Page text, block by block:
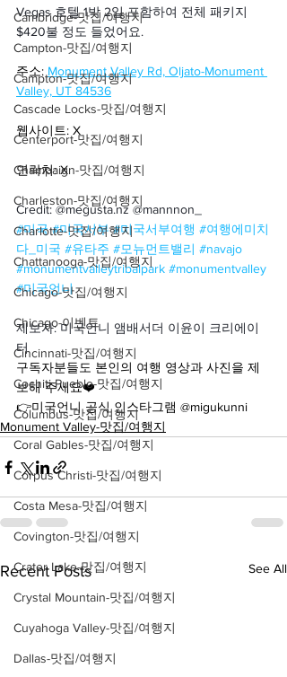
Cambridge-맛집/여행지
Campton-맛집/여행지
Campton-맛집/여행지
Cascade Locks-맛집/여행지
Centerport-맛집/여행지
Champaign-맛집/여행지
Charleston-맛집/여행지
Charlotte-맛집/여행지
Chattanooga-맛집/여행지
Chicago-맛집/여행지
Chicago-이벤트
Cincinnati-맛집/여행지
Cochiti Pueblo-맛집/여행지
Columbus-맛집/여행지
Coral Gables-맛집/여행지
Corpus Christi-맛집/여행지
Costa Mesa-맛집/여행지
Covington-맛집/여행지
Crater Lake-맛집/여행지
Crystal Mountain-맛집/여행지
Cuyahoga Valley-맛집/여행지
Dallas-맛집/여행지
Vegas 호텔 1박 2일 포함하여 전체 패키지
$420불 정도 들었어요.
주소: Monument Valley Rd, Oljato-Monument
Valley, UT 84536
웹사이트: X
연락처: X
Credit: @megusta.nz @mannnon_
#미국 #미국서부 #미국서부여행 #여행에미치
다_미국 #유타주 #모뉴먼트밸리 #navajo
#monumentvalleytribalpark #monumentvalley
#미국언니
제보자: 미국언니 앰배서더 이윤이 크리에이
터
구독자분들도 본인의 여행 영상과 사진을 제
보해 주세요❤️
👉미국언니 공식 인스타그램 @migukunni
Monument Valley-맛집/여행지
Recent Posts See All